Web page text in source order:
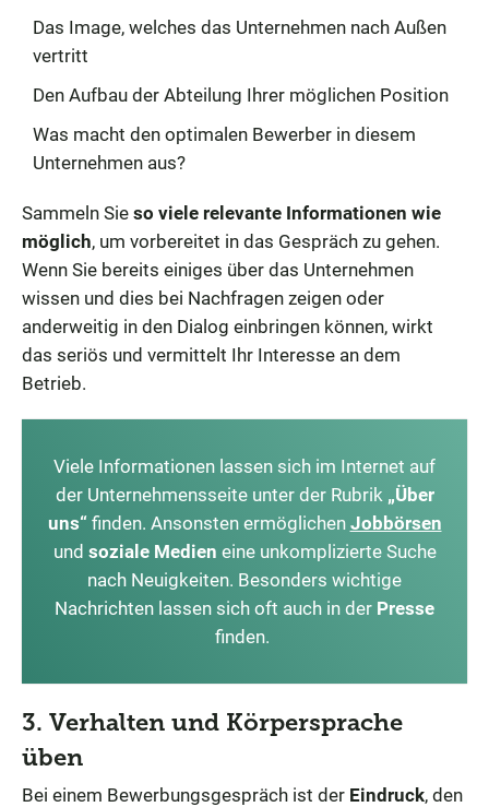
Das Image, welches das Unternehmen nach Außen
vertritt
Den Aufbau der Abteilung Ihrer möglichen Position
Was macht den optimalen Bewerber in diesem
Unternehmen aus?
Sammeln Sie so viele relevante Informationen wie
möglich, um vorbereitet in das Gespräch zu gehen.
Wenn Sie bereits einiges über das Unternehmen
wissen und dies bei Nachfragen zeigen oder
anderweitig in den Dialog einbringen können, wirkt
das seriös und vermittelt Ihr Interesse an dem
Betrieb.
Viele Informationen lassen sich im Internet auf
der Unternehmensseite unter der Rubrik „Über
uns“finden. Ansonsten ermöglichen Jobbörsen
und soziale Medien eine unkomplizierte Suche
nach Neuigkeiten. Besonders wichtige
Nachrichten lassen sich oft auch in der Presse
finden.
3. Verhalten und Körpersprache
üben
Bei einem Bewerbungsgespräch ist der Eindruck, den